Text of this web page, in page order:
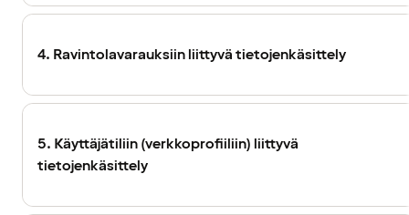
4. Ravintolavarauksiin liittyvä tietojenkäsittely
5. Käyttäjätiliin (verkkoprofiiliin) liittyvä
tietojenkäsittely